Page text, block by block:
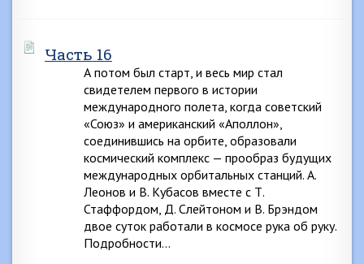
Часть 16
А потом был старт, и весь мир стал
свидетелем первого в истории
международного полета, когда советский
«Союз» и американский «Аполлон»,
соединившись на орбите, образовали
космический комплекс — прообраз будущих
международных орбитальных станций. А.
Леонов и В. Кубасов вместе с Т.
Стаффордом, Д. Слейтоном и В. Брэндом
двое суток работали в космосе рука об руку.
Подробности…